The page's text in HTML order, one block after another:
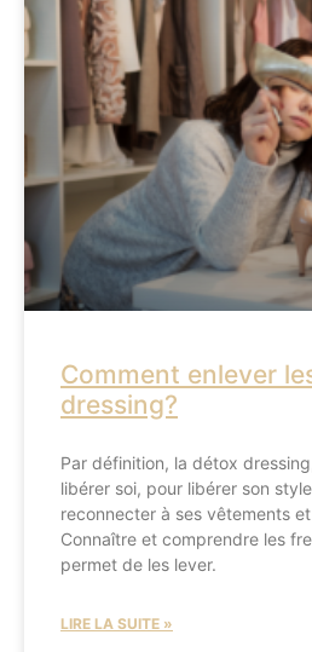
Comment enlever
dressing?
Par définition, la détox
libérer soi, pour libérer son
reconnecter à ses vêtements
Connaître et comprendre les
permet de les lever.
LIRE LA SUITE »